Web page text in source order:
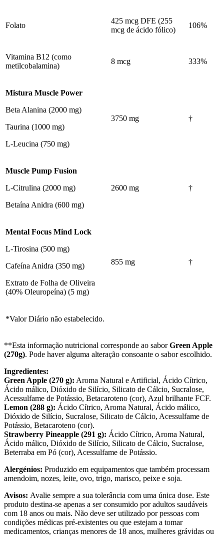
Folato
425 mcg DFE (255
mcg de ácido fólico)
106%
Vitamina B12 (como
metilcobalamina)
8 mcg 333%
Mistura Muscle Power
Beta Alanina (2000 mg)
Taurina (1000 mg)
L-Leucina (750 mg)
3750 mg †
Muscle Pump Fusion
L-Citrulina (2000 mg)
Betaína Anidra (600 mg)
2600 mg †
Mental Focus Mind Lock
L-Tirosina (500 mg)
Cafeína Anidra (350 mg)
Extrato de Folha de Oliveira
(40% Oleuropeína) (5 mg)
855 mg †
*Valor Diário não estabelecido.
**Esta informação nutricional corresponde ao saborGreen Apple
(270g). Pode haver alguma alteração consoante o sabor escolhido.
Ingredientes:
Green Apple (270 g): Aroma Natural e Artificial, Ácido Cítrico,
Ácido málico, Dióxido de Silício, Silicato de Cálcio, Sucralose,
Acessulfame de Potássio, Betacaroteno (cor), Azul brilhante FCF.
Lemon (288 g): Ácido Cítrico, Aroma Natural, Ácido málico,
Dióxido de Silício, Sucralose, Silicato de Cálcio, Acessulfame de
Potássio, Betacaroteno (cor).
Strawberry Pineapple (291 g): Ácido Cítrico, Aroma Natural,
Ácido málico, Dióxido de Silício, Silicato de Cálcio, Sucralose,
Beterraba em Pó (cor), Acessulfame de Potássio.
Alergénios: Produzido em equipamentos que também processam
amendoim, nozes, leite, ovo, trigo, marisco, peixe e soja.
Avisos: Avalie sempre a sua tolerância com uma única dose. Este
produto destina-se apenas a ser consumido por adultos saudáveis
com 18 anos ou mais. Não deve ser utilizado por pessoas com
condições médicas pré-existentes ou que estejam a tomar
medicamentos, crianças menores de 18 anos, mulheres grávidas ou